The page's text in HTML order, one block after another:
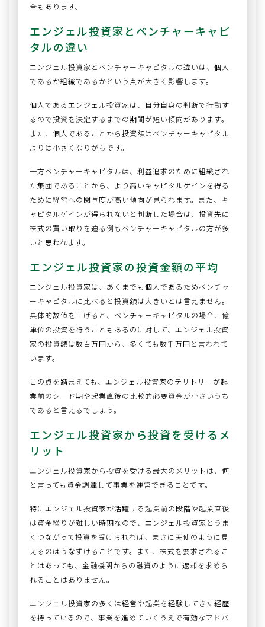
合もあります。
エンジェル投資家とベンチャーキャピ
タルの違い
エンジェル投資家とベンチャーキャピタルの違いは、個人
であるか組織であるかという点が大きく影響します。
個人であるエンジェル投資家は、自分自身の判断で行動す
るので投資を決定するまでの期間が短い傾向があります。
また、個人であることから投資額はベンチャーキャピタル
よりは小さくなりがちです。
一方ベンチャーキャピタルは、利益追求のために組織され
た集団であることから、より高いキャピタルゲインを得る
ために経営への関与度が高い傾向が見られます。また、キ
ャピタルゲインが得られないと判断した場合は、投資先に
株式の買い取りを迫る例もベンチャーキャピタルの方が多
いと思われます。
エンジェル投資家の投資金額の平均
エンジェル投資家は、あくまでも個人であるためベンチャ
ーキャピタルに比べると投資額は大きいとは言えません。
具体的数値を上げると、ベンチャーキャピタルの場合、億
単位の投資を行うこともあるのに対して、エンジェル投資
家の投資額は数百万円から、多くても数千万円と言われて
います。
この点を踏まえても、エンジェル投資家のテリトリーが起
業前のシード期や起業直後の比較的必要資金が小さいうち
であると言えるでしょう。
エンジェル投資家から投資を受けるメ
リット
エンジェル投資家から投資を受ける最大のメリットは、何
と言っても資金調達して事業を運営できることです。
特にエンジェル投資家が活躍する起業前の段階や起業直後
は資金繰りが難しい時期なので、エンジェル投資家とうま
くつながって投資を受けられれば、まさに天使のように見
えるのはうなずけることです。また、株式を要求されるこ
とはあっても、金融機関からの融資のように返却を求めら
れることはありません。
エンジェル投資家の多くは経営や起業を経験してきた経歴
を持っているので、事業を進めていくうえで有効なアドバ